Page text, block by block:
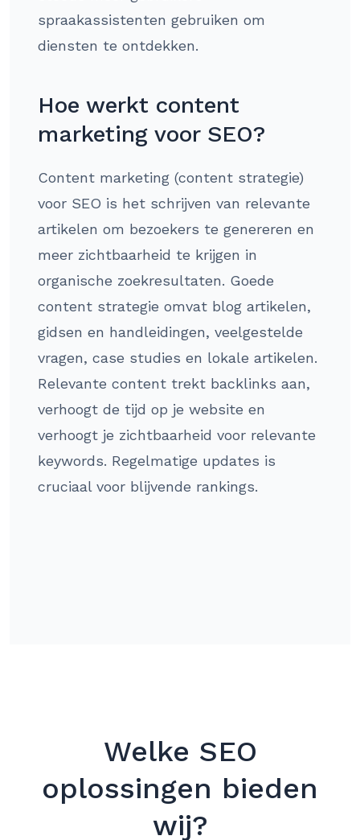
spraakassistenten gebruiken om
diensten te ontdekken.
Hoe werkt content
marketing voor SEO?
Content marketing (content strategie)
voor SEO is het schrijven van relevante
artikelen om bezoekers te genereren en
meer zichtbaarheid te krijgen in
organische zoekresultaten. Goede
content strategie omvat blog artikelen,
gidsen en handleidingen, veelgestelde
vragen, case studies en lokale artikelen.
Relevante content trekt backlinks aan,
verhoogt de tijd op je website en
verhoogt je zichtbaarheid voor relevante
keywords. Regelmatige updates is
cruciaal voor blijvende rankings.
Welke SEO
oplossingen bieden
wij?